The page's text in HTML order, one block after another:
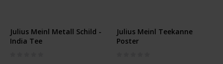
Julius Meinl Metall Schild -
India Tee
Julius Meinl Teekanne
Poster